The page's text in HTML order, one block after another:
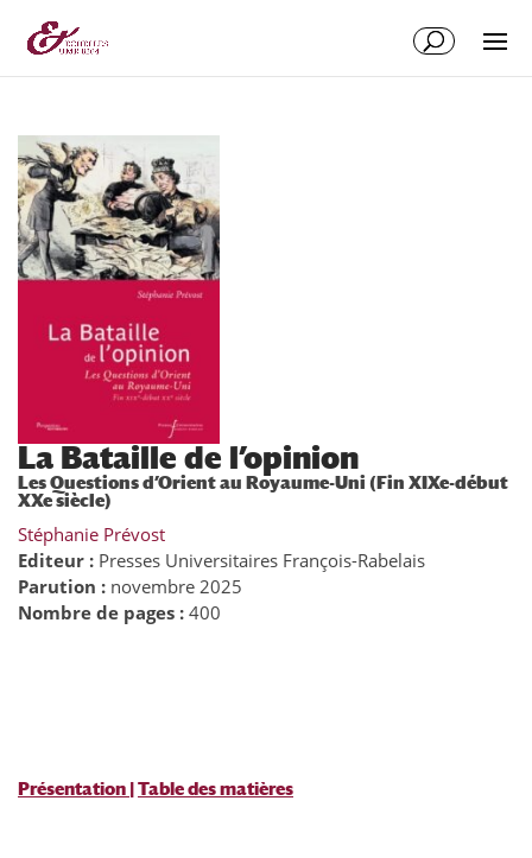
La Bataille de l’opinion
Les Questions d’Orient au Royaume-Uni (Fin XIXe-début
XXe siècle)
Stéphanie Prévost
Editeur : Presses Universitaires François-Rabelais
Parution : novembre 2025
Nombre de pages : 400
Présentation |Table des matières